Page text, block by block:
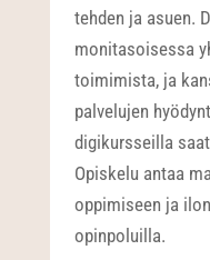
tehden ja asuen.
monitasoisessa
toimimista, ja
palvelujen
digikursseilla
Opiskelu antaa
oppimiseen ja
opinpoluilla.